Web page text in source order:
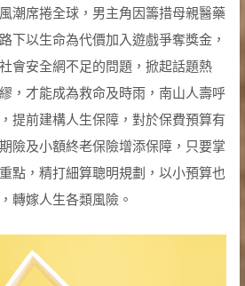
潮席捲全球，男主角因籌措母親醫藥
下以生命為代價加入遊戲爭奪獎金，
會安全網不足的問題，掀起話題熱
，才能成為救命及時雨，南山人壽呼
提前建構人生保障，對於保費預算有
險及小額終老保險增添保障，只要掌
點，精打細算聰明規劃，以小預算也
轉嫁人生各類風險。